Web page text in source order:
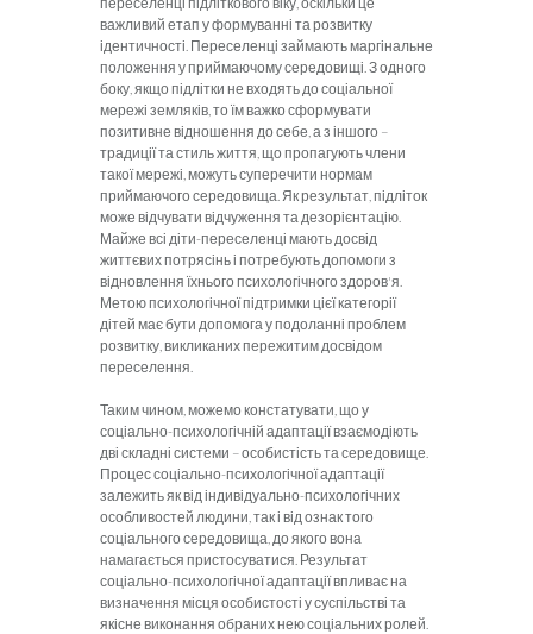
важливий етап у формуванні та розвитку
ідентичності. Переселенці займають маргінальне
положення у приймаючому середовищі. З одного
боку, якщо підлітки не входять до соціальної
мережі земляків, то їм важко сформувати
позитивне відношення до себе, а з іншого –
традиції та стиль життя, що пропагують члени
такої мережі, можуть суперечити нормам
приймаючого середовища. Як результат, підліток
може відчувати відчуження та дезорієнтацію.
Майже всі діти-переселенці мають досвід
життєвих потрясінь і потребують допомоги з
відновлення їхнього психологічного здоров'я.
Метою психологічної підтримки цієї категорії
дітей має бути допомога у подоланні проблем
розвитку, викликаних пережитим досвідом
переселення.
Таким чином, можемо констатувати, що у
соціально-психологічній адаптації взаємодіють
дві складні системи – особистість та середовище.
Процес соціально-психологічної адаптації
залежить як від індивідуально-психологічних
особливостей людини, так і від ознак того
соціального середовища, до якого вона
намагається пристосуватися. Результат
соціально-психологічної адаптації впливає на
визначення місця особистості у суспільстві та
якісне виконання обраних нею соціальних ролей.